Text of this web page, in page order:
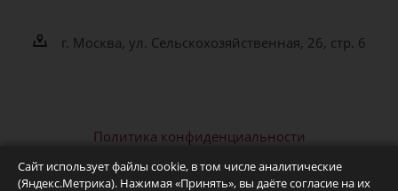
г. Москва, ул. Сельскохозяйственная, 26, стр. 6
Политика конфиденциальности
экипировки и оборудования
Сайт использует файлы cookie, в том числе аналитические
(Яндекс.Метрика). Нажимая «Принять», вы даёте согласие на их